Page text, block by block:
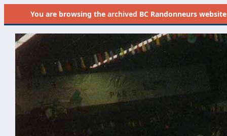
You are browsing the archived BC Randonneurs